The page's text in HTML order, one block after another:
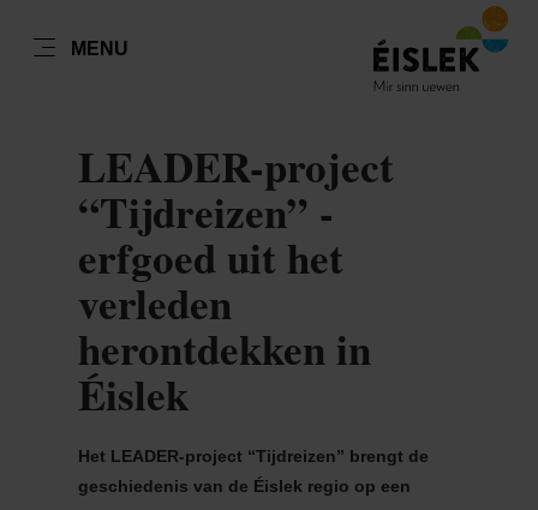
MENU
NL
LEADER-project
“Tijdreizen” -
erfgoed uit het
verleden
herontdekken in
Éislek
Het LEADER-project “Tijdreizen” brengt de
geschiedenis van de Éislek regio op een